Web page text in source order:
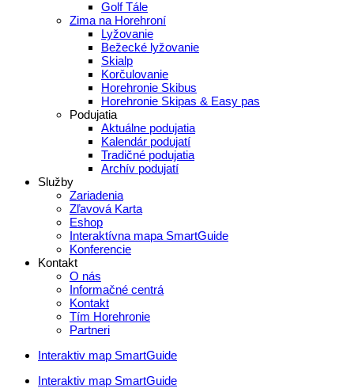
Golf Tále
Zima na Horehroní
Lyžovanie
Bežecké lyžovanie
Skialp
Korčulovanie
Horehronie Skibus
Horehronie Skipas & Easy pas
Podujatia
Aktuálne podujatia
Kalendár podujatí
Tradičné podujatia
Archív podujatí
Služby
Zariadenia
Zľavová Karta
Eshop
Interaktívna mapa SmartGuide
Konferencie
Kontakt
O nás
Informačné centrá
Kontakt
Tím Horehronie
Partneri
Interaktiv map SmartGuide
Interaktiv map SmartGuide